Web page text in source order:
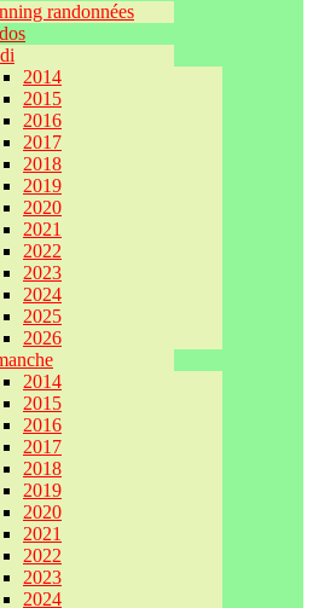
randonnées
2014
2015
2016
2017
2018
2019
2020
2021
2022
2023
2024
2025
2026
2014
2015
2016
2017
2018
2019
2020
2021
2022
2023
2024